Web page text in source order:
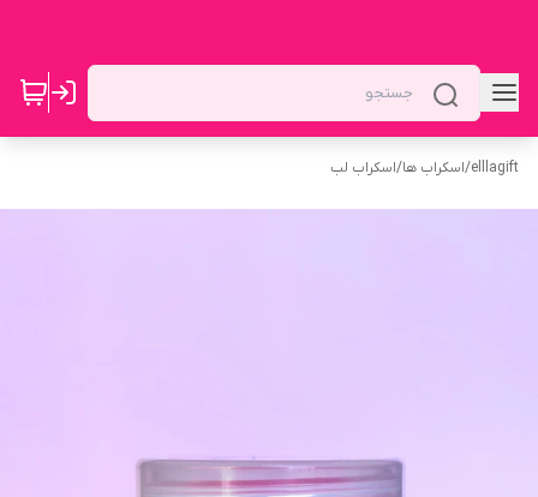
elllagift
/اسکراب ها/اسکراب لب